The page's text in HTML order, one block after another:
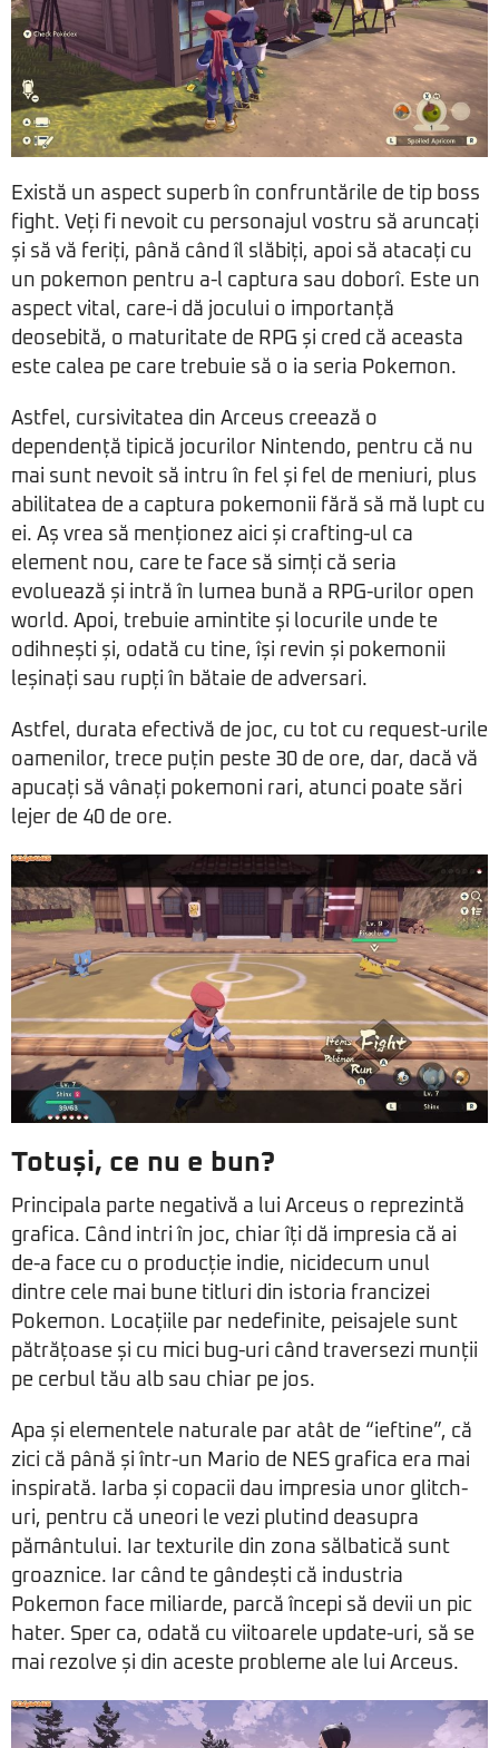
Există un aspect superb în confruntările de tip boss
fight. Veți fi nevoit cu personajul vostru să aruncați
și să vă feriți, până când îl slăbiți, apoi să atacați cu
un pokemon pentru a-l captura sau doborî. Este un
aspect vital, care-i dă jocului o importanță
deosebită, o maturitate de RPG și cred că aceasta
este calea pe care trebuie să o ia seria Pokemon.
Astfel, cursivitatea din Arceus creează o
dependență tipică jocurilor Nintendo, pentru că nu
mai sunt nevoit să intru în fel și fel de meniuri, plus
abilitatea de a captura pokemonii fără să mă lupt cu
ei. Aș vrea să menționez aici și crafting-ul ca
element nou, care te face să simți că seria
evoluează și intră în lumea bună a RPG-urilor open
world. Apoi, trebuie amintite și locurile unde te
odihnești și, odată cu tine, își revin și pokemonii
leșinați sau rupți în bătaie de adversari.
Astfel, durata efectivă de joc, cu tot cu request-urile
oamenilor, trece puțin peste 30 de ore, dar, dacă vă
apucați să vânați pokemoni rari, atunci poate sări
lejer de 40 de ore.
Totuși, ce nu e bun?
Principala parte negativă a lui Arceus o reprezintă
grafica. Când intri în joc, chiar îți dă impresia că ai
de-a face cu o producție indie, nicidecum unul
dintre cele mai bune titluri din istoria francizei
Pokemon. Locațiile par nedefinite, peisajele sunt
pătrățoase și cu mici bug-uri când traversezi munții
pe cerbul tău alb sau chiar pe jos.
Apa și elementele naturale par atât de “ieftine”, că
zici că până și într-un Mario de NES grafica era mai
inspirată. Iarba și copacii dau impresia unor glitch-
uri, pentru că uneori le vezi plutind deasupra
pământului. Iar texturile din zona sălbatică sunt
groaznice. Iar când te gândești că industria
Pokemon face miliarde, parcă începi să devii un pic
hater. Sper ca, odată cu viitoarele update-uri, să se
mai rezolve și din aceste probleme ale lui Arceus.